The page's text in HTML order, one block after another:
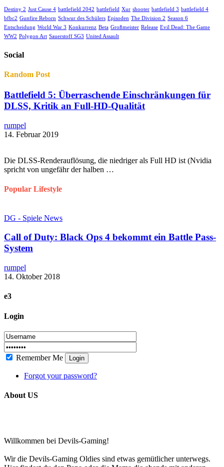
Destiny 2 Just Cause 4 battlefield 2042 battlefield Xur shooter battlefield 3 battlefield 4
bfbc2 Gunfire Reborn Schwur des Schülers Episoden The Division 2 Season 6
Entscheidung World War 3 Konkurrenz Beta Großmeister Release Evil Dead: The Game
WW2 Polygon Art Sauerstoff SG3 United Assault
Social
Random Post
Battlefield 5: Überraschende Einschränkungen für
DLSS, Kritik an Full-HD-Qualität
rumpel
14. Februar 2019
Die DLSS-Renderauflösung, die niedriger als Full HD ist (Nvidia
spricht von ungefähr der halben …
Popular Lifestyle
DG - Spiele News
Call of Duty: Black Ops 4 bekommt ein Battle Pass-
System
rumpel
14. Oktober 2018
e3
Login
Remember Me Login
Forgot your password?
About US
Willkommen bei Devils-Gaming!
Wir die Devils-Gaming Oldies sind etwas gemütlicher unterwegs.